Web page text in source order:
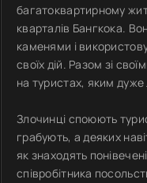
багатоквартирному
кварталів Бангкока.
каменями і
своїх дій. Разом зі
на туристах, яким дуже
Злочинці споюють
грабують, а деяких
як знаходять
співробітника